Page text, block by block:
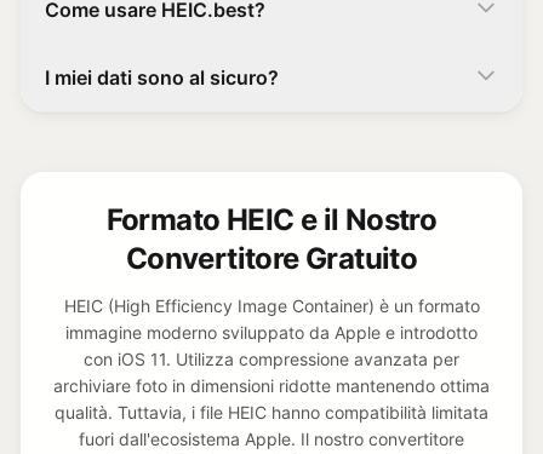
Come usare HEIC.best?
I miei dati sono al sicuro?
Formato HEIC e il Nostro
Convertitore Gratuito
HEIC (High Efficiency Image Container) è un formato
immagine moderno sviluppato da Apple e introdotto
con iOS 11. Utilizza compressione avanzata per
archiviare foto in dimensioni ridotte mantenendo ottima
qualità. Tuttavia, i file HEIC hanno compatibilità limitata
fuori dall'ecosistema Apple. Il nostro convertitore